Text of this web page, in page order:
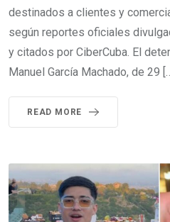
destinados a clientes y
según reportes oficiales
y citados por CiberCuba. El
Manuel García Machado, de 29
READ MORE